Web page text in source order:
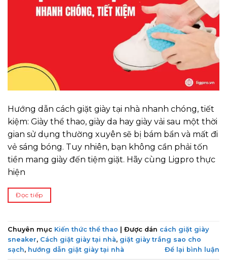
Hướng dẫn cách giặt giày tại nhà nhanh chóng, tiết
kiệm: Giày thể thao, giày da hay giày vải sau một thời
gian sử dụng thường xuyên sẽ bị bám bẩn và mất đi
vẻ sáng bóng. Tuy nhiên, bạn không cần phải tốn
tiền mang giày đến tiệm giặt. Hãy cùng Ligpro thực
hiện
Đọc tiếp
Chuyên mục Kiến thức thể thao Được dán cách giặt giày
sneaker, Cách giặt giày tại nhà, giặt giày trắng sao cho
sạch, hướng dẫn giặt giày tại nhà Để lại bình luận